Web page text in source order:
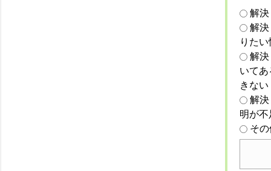
解
解
りた
解
いて
きない
解
明が
そ